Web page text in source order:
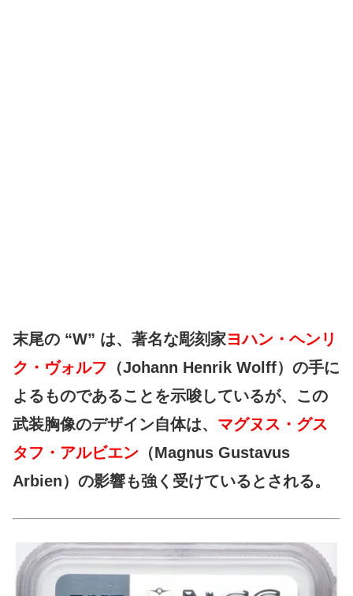
末尾の “W” は、著名な彫刻家ヨハン・ヘンリ
ク・ヴォルフ （Johann Henrik Wolff）の手に
よるものであることを示唆しているが、この
武装胸像のデザイン自体は、 マグヌス・グス
タフ・アルビエン （Magnus Gustavus
Arbien）の影響も強く受けているとされる。